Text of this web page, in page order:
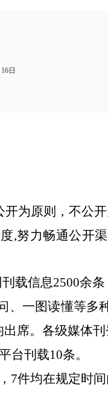
日
为原则，不公
,努力畅通公开
载信息2500余
、一图读懂等多
席。 各级媒体
台刊载10条。
7件均在规定时